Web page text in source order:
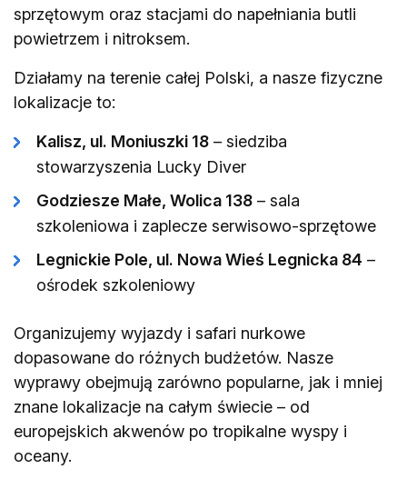
sprzętowym oraz stacjami do napełniania butli
powietrzem i nitroksem.
Działamy na terenie całej Polski, a nasze fizyczne
lokalizacje to:
Kalisz, ul. Moniuszki 18 – siedziba
stowarzyszenia Lucky Diver
Godziesze Małe, Wolica 138 – sala
szkoleniowa i zaplecze serwisowo-sprzętowe
Legnickie Pole, ul. Nowa Wieś Legnicka 84 –
ośrodek szkoleniowy
Organizujemy wyjazdy i safari nurkowe
dopasowane do różnych budżetów. Nasze
wyprawy obejmują zarówno popularne, jak i mniej
znane lokalizacje na całym świecie – od
europejskich akwenów po tropikalne wyspy i
oceany.